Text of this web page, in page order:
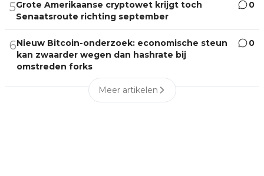
5Grote Amerikaanse cryptowet krijgt toch
Senaatsroute richting september
0
6Nieuw Bitcoin-onderzoek: economische steun
kan zwaarder wegen dan hashrate bij
omstreden forks
0
Meer artikelen